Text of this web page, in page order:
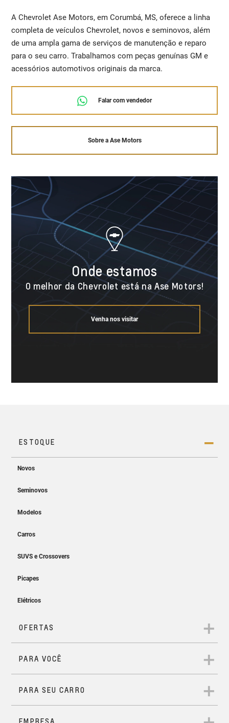
A Chevrolet Ase Motors, em Corumbá, MS, oferece a linha
completa de veículos Chevrolet, novos e seminovos, além
de uma ampla gama de serviços de manutenção e reparo
para o seu carro. Trabalhamos com peças genuínas GM e
acessórios automotivos originais da marca.
Falar com vendedor
Sobre a Ase Motors
Onde estamos
O melhor da Chevrolet está na Ase Motors!
Venha nos visitar